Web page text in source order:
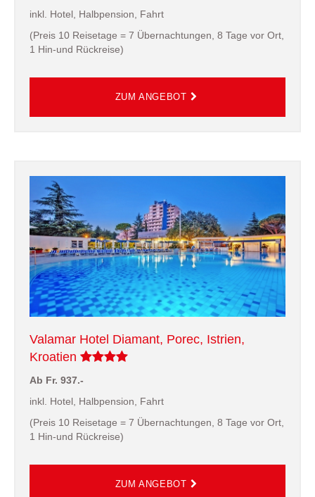
inkl. Hotel, Halbpension, Fahrt
(Preis 10 Reisetage = 7 Übernachtungen, 8 Tage vor Ort,
1 Hin-und Rückreise)
Valamar Hotel Diamant, Porec, Istrien,
Kroatien
Ab Fr. 937.-
inkl. Hotel, Halbpension, Fahrt
(Preis 10 Reisetage = 7 Übernachtungen, 8 Tage vor Ort,
1 Hin-und Rückreise)